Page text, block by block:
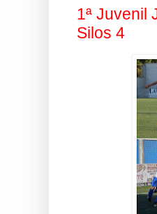
1ª Juvenil
Silos 4